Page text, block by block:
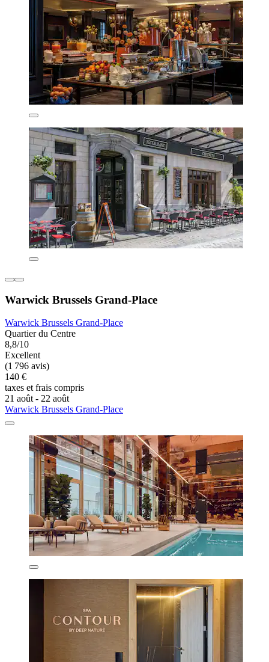
Warwick Brussels Grand-Place
Warwick Brussels Grand-Place
Quartier du Centre
8,8/10
Excellent
(1 796 avis)
140 €
taxes et frais compris
21 août - 22 août
Warwick Brussels Grand-Place